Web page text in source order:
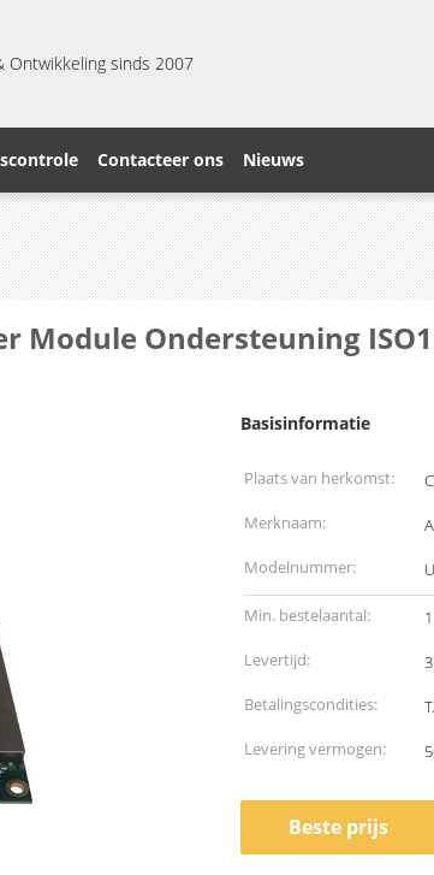
Ontwikkeling sinds 2007
Contacteer ons Nieuws
Module Ondersteuning
Basisinformatie
Plaats van herkomst:
Merknaam:
Modelnummer:
Min. bestelaantal:
Levertijd:
Betalingscondities:
Levering vermogen:
Beste prijs